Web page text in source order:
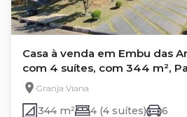
Casa à venda em Embu das
com 4 suítes, com 344 m²,
Granja Viana
344 m² 4 (4 suítes) 6